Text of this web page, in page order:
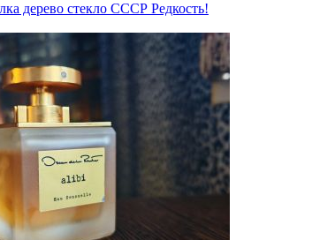
дерево стекло СССР Редкость!